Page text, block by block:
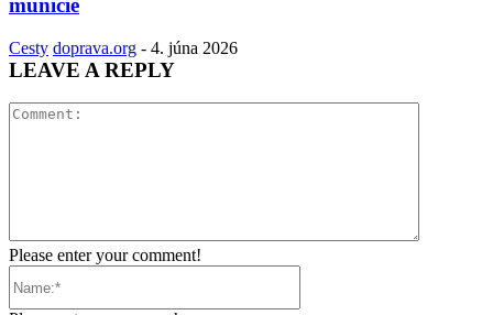
munície
Cesty doprava.org - 4. júna 2026
LEAVE A REPLY
Please enter your comment!